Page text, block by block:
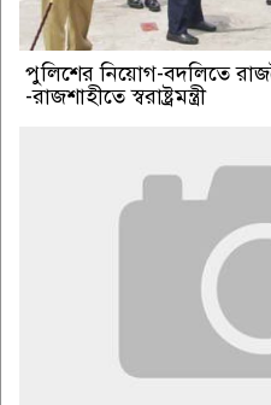
পুলিশের নিয়োগ-বদলিতে
-রাজশাহীতে স্বরাষ্ট্রমন্ত্রী